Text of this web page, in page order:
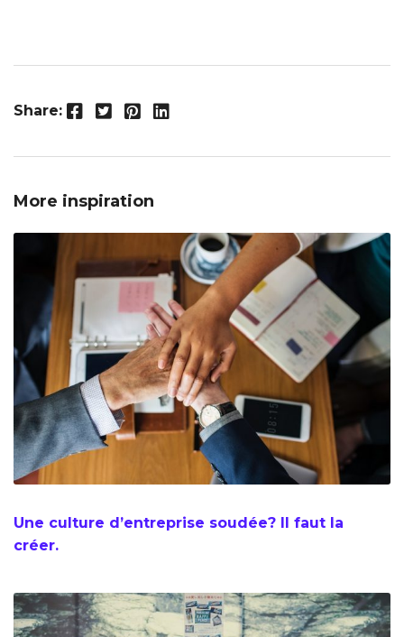
Share: Facebook
Twitter
Pinterest
LinkedIn
More inspiration
Une culture d’entreprise soudée? Il faut la
créer.